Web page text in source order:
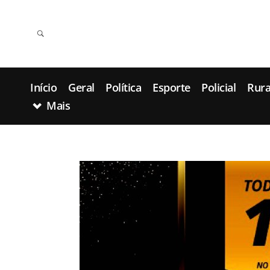
Início Geral Política Esporte Policial
Mais